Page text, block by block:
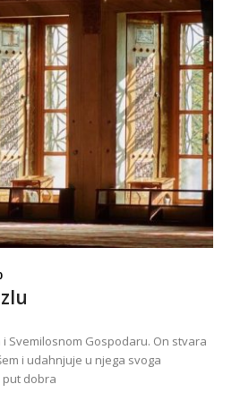
Svemilosnom Gospodaru. On stvara
i udahnjuje u njega svoga
dobra